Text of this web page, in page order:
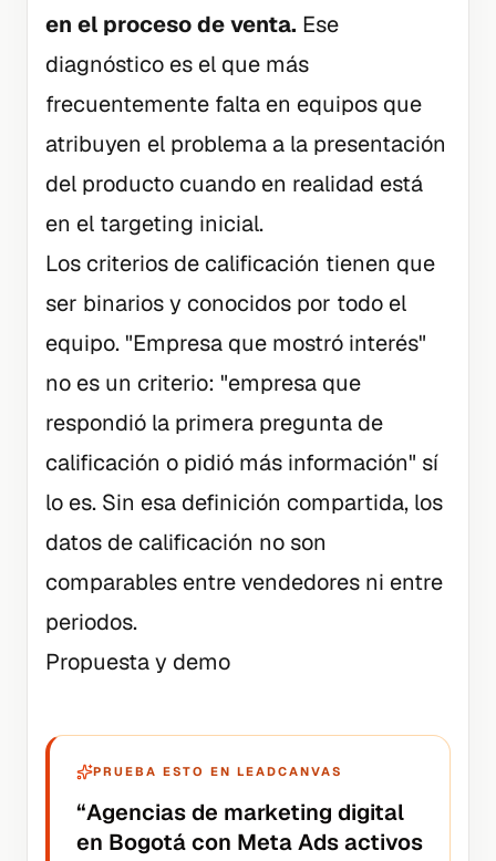
en el proceso de venta. Ese
diagnóstico es el que más
frecuentemente falta en equipos que
atribuyen el problema a la presentación
del producto cuando en realidad está
en el targeting inicial.
Los criterios de calificación tienen que
ser binarios y conocidos por todo el
equipo. "Empresa que mostró interés"
no es un criterio: "empresa que
respondió la primera pregunta de
calificación o pidió más información" sí
lo es. Sin esa definición compartida, los
datos de calificación no son
comparables entre vendedores ni entre
periodos.
Propuesta y demo
PRUEBA ESTO EN LEADCANVAS
“Agencias de marketing digital
en Bogotá con Meta Ads activos